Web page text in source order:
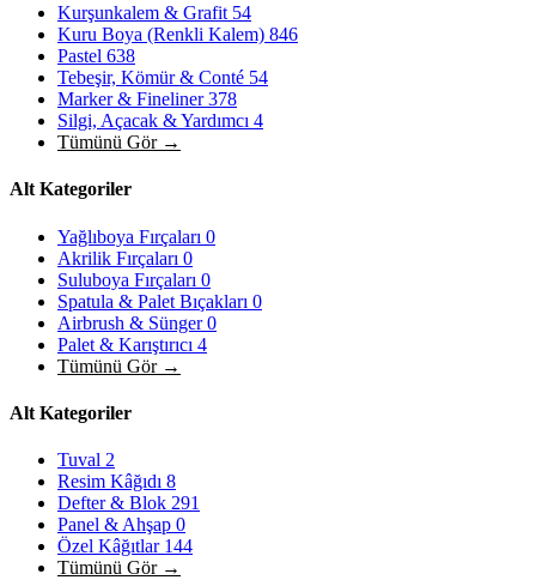
Kurşunkalem & Grafit 54
Kuru Boya (Renkli Kalem) 846
Pastel 638
Tebeşir, Kömür & Conté 54
Marker & Fineliner378
Silgi, Açacak & Yardımcı 4
Tümünü Gör →
Alt Kategoriler
Yağlıboya Fırçaları 0
Akrilik Fırçaları 0
Suluboya Fırçaları 0
Spatula & Palet Bıçakları 0
Airbrush & Sünger0
Palet & Karıştırıcı 4
Tümünü Gör →
Alt Kategoriler
Tuval 2
Resim Kâğıdı 8
Defter & Blok 291
Panel & Ahşap 0
Özel Kâğıtlar 144
Tümünü Gör →